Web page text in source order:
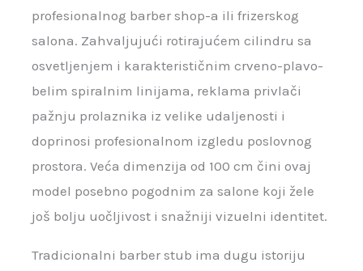
profesionalnog barber shop-a ili frizerskog
salona. Zahvaljujući rotirajućem cilindru sa
osvetljenjem i karakterističnim crveno-plavo-
belim spiralnim linijama, reklama privlači
pažnju prolaznika iz velike udaljenosti i
doprinosi profesionalnom izgledu poslovnog
prostora. Veća dimenzija od 100 cm čini ovaj
model posebno pogodnim za salone koji žele
još bolju uočljivost i snažniji vizuelni identitet.
Tradicionalni barber stub ima dugu istoriju